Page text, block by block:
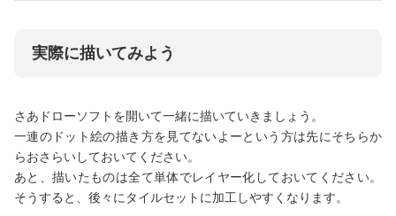
実際に描いてみよう
さあドローソフトを開いて一緒に描いていきましょう。
一連のドット絵の描き方を見てないよーという方は先にそちらか
らおさらいしておいてください。
あと、描いたものは全て単体でレイヤー化しておいてください。
そうすると、後々にタイルセットに加工しやすくなります。